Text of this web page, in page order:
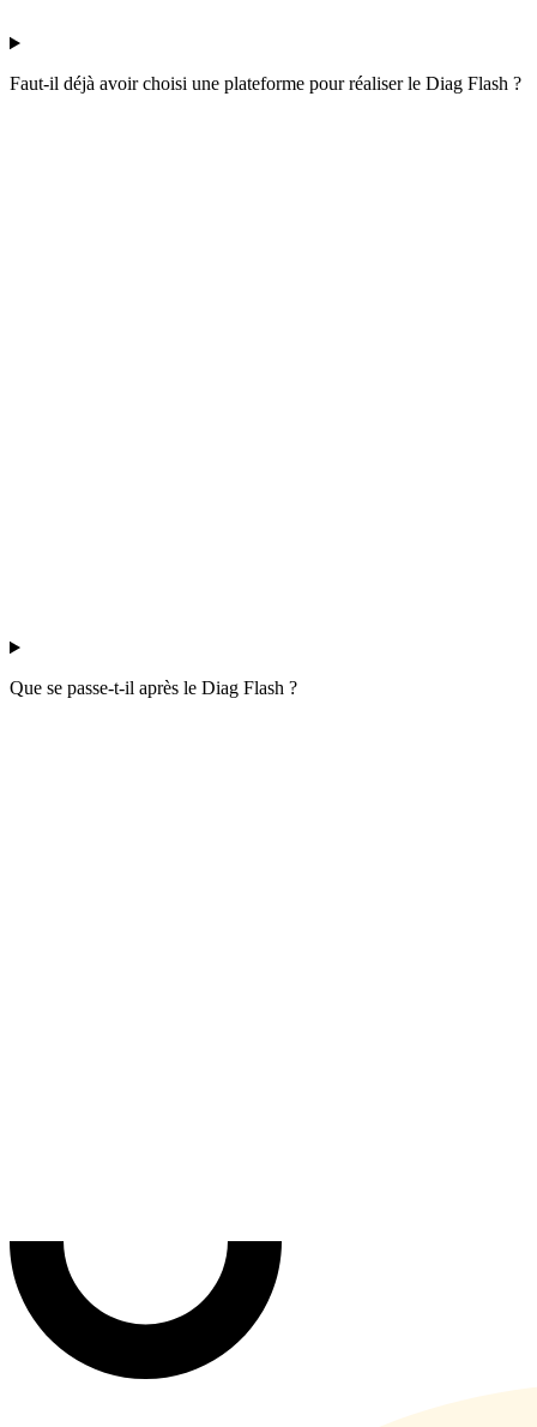
Faut-il déjà avoir choisi une plateforme pour réaliser le Diag Flash ?
Que se passe-t-il après le Diag Flash ?